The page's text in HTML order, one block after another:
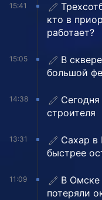
15:41
кто в
работает?
15:05
В
большой
14:38
строителя
13:31
Сахар в
быстрее
11:09
В Омске
потеряли